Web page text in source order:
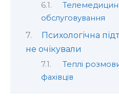
обслуговування
Психологічна
не очікували
Теплі
фахівців